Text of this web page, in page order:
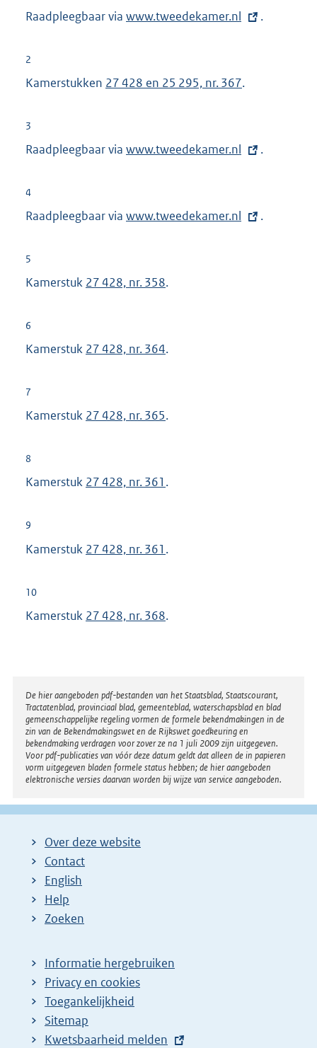
Raadpleegbaar via E
r
l
:
www.tweedekamer.nl .
2
Kamerstukken 27 428 en 25 295, nr. 367.
3
Raadpleegbaar via E
r
:
www.tweedekamer.nl .
4
Raadpleegbaar via E
r
:
www.tweedekamer.nl .
5
Kamerstuk 27 428, nr. 358.
6
Kamerstuk 27 428, nr. 364.
7
Kamerstuk 27 428, nr. 365.
8
Kamerstuk 27 428, nr. 361 .
9
Kamerstuk 27 428, nr. 361 .
10
Kamerstuk 27 428, nr. 368.
Disclaimer
De hier aangeboden pdf-bestanden van het Staatsblad, Staatscourant,
Tractatenblad, provinciaal blad, gemeenteblad, waterschapsblad en blad
gemeenschappelijke regeling vormen de formele bekendmakingen in de
zin van de Bekendmakingswet en de Rijkswet goedkeuring en
bekendmaking verdragen voor zover ze na 1 juli 2009 zijn uitgegeven.
Voor pdf-publicaties van vóór deze datum geldt dat alleen de in papieren
vorm uitgegeven bladen formele status hebben; de hier aangeboden
elektronische versies daarvan worden bij wijze van service aangeboden.
Over deze website
Contact
English
Help
Zoeken
Informatie hergebruiken
Privacy en cookies
Toegankelijkheid
Sitemap
E
Kwetsbaarheid melden